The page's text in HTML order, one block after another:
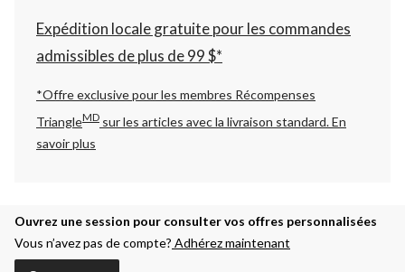
Expédition locale gratuite pour les commandes
admissibles de plus de 99 $*
*Offre exclusive pour les membres Récompenses
TriangleMD sur les articles avec la livraison standard.En
savoir plus
Ouvrez une session pour consulter vos offres personnalisées
Vous n’avez pas de compte? Adhérez maintenant